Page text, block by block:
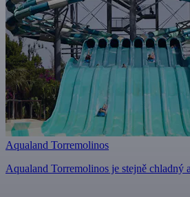
Aqualand Torremolinos
Aqualand Torremolinos je stejně chladný